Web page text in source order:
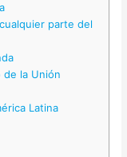
parte del
de la Unión
Latina